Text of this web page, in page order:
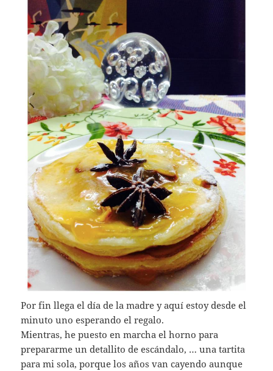
Por fin llega el día de la madre y aquí estoy desde el
minuto uno esperando el regalo.
Mientras, he puesto en marcha el horno para
prepararme un detallito de escándalo, … una tartita
para mi sola, porque los años van cayendo aunque